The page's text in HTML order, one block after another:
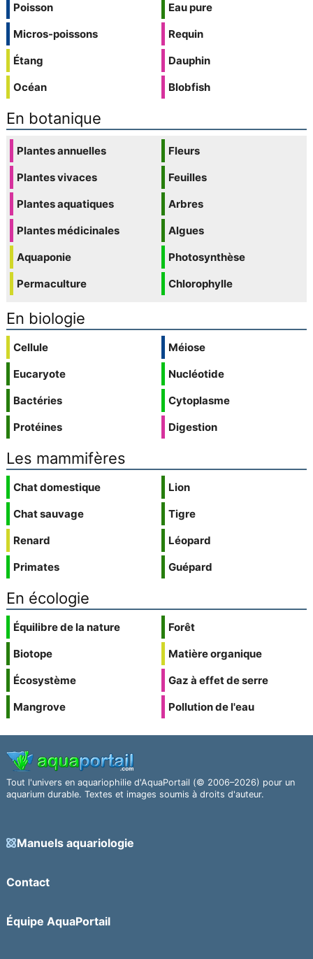
Poisson
Micros-poissons
Étang
Océan
Eau pure
Requin
Dauphin
Blobfish
En botanique
Plantes annuelles
Plantes vivaces
Plantes aquatiques
Plantes médicinales
Aquaponie
Permaculture
Fleurs
Feuilles
Arbres
Algues
Photosynthèse
Chlorophylle
En biologie
Cellule
Eucaryote
Bactéries
Protéines
Méiose
Nucléotide
Cytoplasme
Digestion
Les mammifères
Chat domestique
Chat sauvage
Renard
Primates
Lion
Tigre
Léopard
Guépard
En écologie
Équilibre de la nature
Biotope
Écosystème
Mangrove
Forêt
Matière organique
Gaz à effet de serre
Pollution de l'eau
Tout l'univers en aquariophilie d'AquaPortail (© 2006–2026) pour un
aquarium durable. Textes et images soumis à droits d'auteur.
Manuels aquariologie
Contact
Équipe AquaPortail